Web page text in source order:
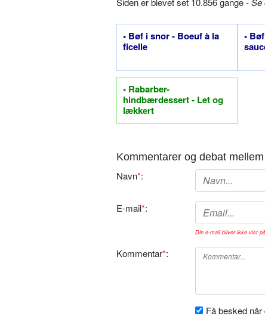
• Bøf i snor - Boeuf à la
ficelle
•
• Rabarber-
hindbærdessert - Let og
lækkert
Kommentarer og debat
Navn*:
E-mail*:
Din e-mail bliver ikke vist
Kommentar*:
Få besked